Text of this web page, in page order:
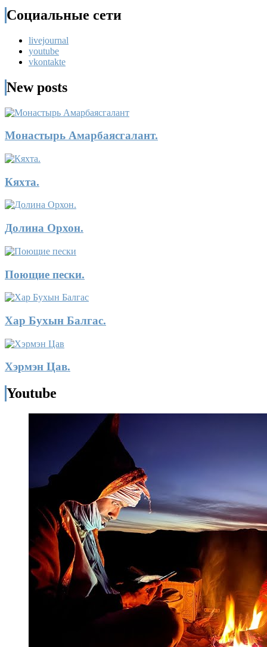
Социальные сети
livejournal
youtube
vkontakte
New posts
Монастырь Амарбаясгалант.
Кяхта.
Долина Орхон.
Поющие пески.
Хар Бухын Балгас.
Хэрмэн Цав.
Youtube